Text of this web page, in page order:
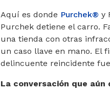
Aquí es donde Purchek® y
Purchek detiene el carro.
una tienda con otras
un caso llave en mano. El
delincuente reincidente
La conversación que aún